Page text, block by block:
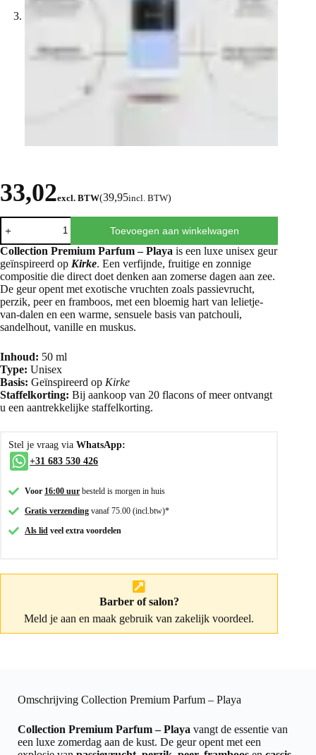
33,02excl. BTW(39,95incl. BTW)
Toevoegen aan winkelwagen
Collection Premium Parfum – Playa is een luxe unisex geur
geïnspireerd op Kirke. Een verfijnde, fruitige en zonnige
compositie die direct doet denken aan zomerse dagen aan zee.
De geur opent met exotische vruchten zoals passievrucht,
perzik, peer en framboos, met een bloemig hart van lelietje-
van-dalen en een warme, sensuele basis van patchouli,
sandelhout, vanille en muskus.
Inhoud: 50 ml
Type: Unisex
Basis: Geïnspireerd op Kirke
Staffelkorting: Bij aankoop van 20 flacons of meer ontvangt
u een aantrekkelijke staffelkorting.
Stel je vraag via WhatsApp:
+31 683 530 426
Voor 16:00 uur besteld is morgen in huis
Gratis verzending vanaf 75.00 (incl.btw)*
Als lid veel extra voordelen
Barber of salon?
Meld je aan en maak gebruik van zakelijk voordeel.
Omschrijving Collection Premium Parfum – Playa
Collection Premium Parfum – Playa vangt de essentie van
een luxe zomerdag aan de kust. De geur opent met een